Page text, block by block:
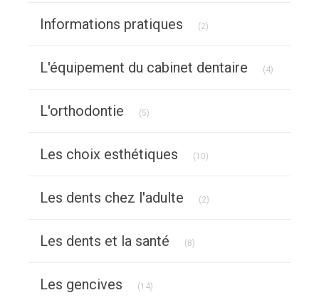
Informations pratiques (2)
L'équipement du cabinet dentaire (4)
L'orthodontie (5)
Les choix esthétiques (10)
Les dents chez l'adulte (2)
Les dents et la santé (8)
Les gencives (14)